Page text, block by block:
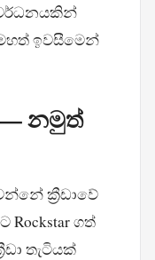
ඉවසීමෙන්
නමුත්
ක්‍රීඩාවේ
ගත්
තැටියක්